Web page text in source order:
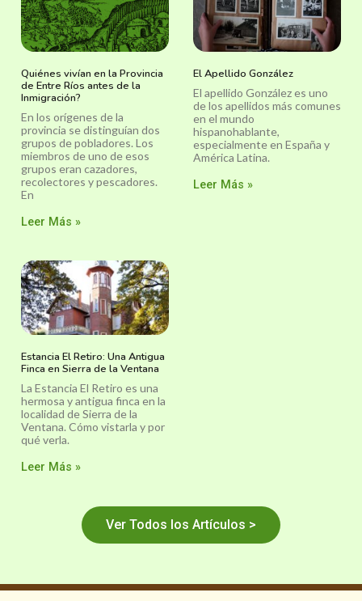
Quiénes vivían en la Provincia
de Entre Ríos antes de la
Inmigración?
En los orígenes de la
provincia se distinguían dos
grupos de pobladores. Los
miembros de uno de esos
grupos eran cazadores,
recolectores y pescadores.
En
Leer Más »
El Apellido González
El apellido González es uno
de los apellidos más comunes
en el mundo
hispanohablante,
especialmente en España y
América Latina.
Leer Más »
Estancia El Retiro: Una Antigua
Finca en Sierra de la Ventana
La Estancia El Retiro es una
hermosa y antigua finca en la
localidad de Sierra de la
Ventana. Cómo vistarla y por
qué verla.
Leer Más »
Ver Todos los Artículos >